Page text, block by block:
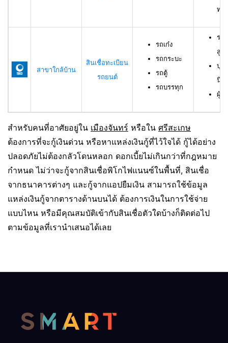
ทด
สาขาใกล้บ้าน
สินเชื่อทะเบียน
รถยนต์
รถเก๋ง
รถกระบะ
รถตู้
รถบรรทุก
รถ
สูง
บุค
นิติ
ผู้กู้
สำหรับคนที่อาศัยอยู่ใน เมืองจันทร์ หรือใน ศรีสะเกษ
ต้องการที่จะกู้เงินด่วน หรือหาแหล่งเงินกู้ที่ไว้ใจได้ กู้ได้อย่าง
ปลอดภัยไม่ต้องกลัวโดนหลอก ดอกเบี้ยไม่เกินกว่าที่กฎหมาย
กำหนด ไม่ว่าจะกู้จากสินเชื่อพิโกไฟแนนซ์ในพื้นที่, สินเชื่อ
จากธนาคารต่างๆ และกู้จากแอปยืมเงิน สามารถใช้ข้อมูล
แหล่งเงินกู้จากตารางด้านบนได้ ต้องการเงินในการใช้จ่าย
แบบไหน หรือมีคุณสมบัติเข้ากับสินเชื่อตัวใดบ้างก็ติดต่อไป
ตามข้อมูลที่เรานำเสนอได้เลย